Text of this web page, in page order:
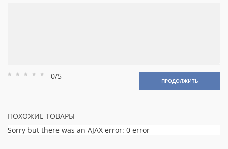
Рейтинг
Рейтинг
Рейтинг
Рейтинг
Рейтинг
0/5 ПРОДОЛЖИТЬ
ПОХОЖИЕ ТОВАРЫ
Sorry but there was an AJAX error: 0 error